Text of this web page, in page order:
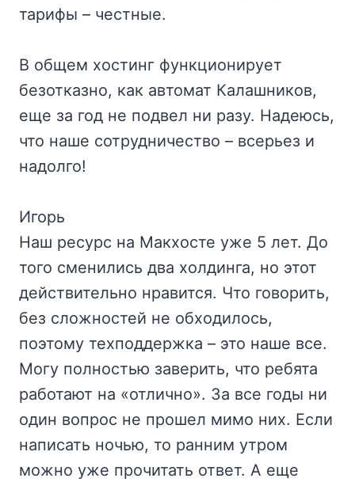
тарифы – честные.
В общем хостинг функционирует
безотказно, как автомат Калашников,
еще за год не подвел ни разу. Надеюсь,
что наше сотрудничество – всерьез и
надолго!
Игорь
Наш ресурс на Макхосте уже 5 лет. До
того сменились два холдинга, но этот
действительно нравится. Что говорить,
без сложностей не обходилось,
поэтому техподдержка – это наше все.
Могу полностью заверить, что ребята
работают на «отлично». За все годы ни
один вопрос не прошел мимо них. Если
написать ночью, то ранним утром
можно уже прочитать ответ. А еще